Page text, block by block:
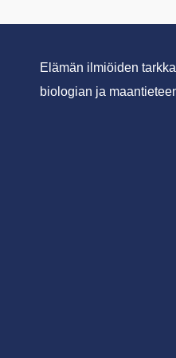
Elämän ilmiöiden
biologian ja